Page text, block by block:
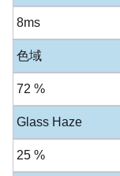
8ms
色域
72 %
Glass Haze
25 %